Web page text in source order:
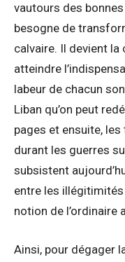
vautours des
besogne de
calvaire. Il devient
atteindre
labeur de chacun
Liban qu’on peut
pages et ensuite,
durant les guerres
subsistent
entre les
notion de l’ordinaire
Ainsi, pour dégager